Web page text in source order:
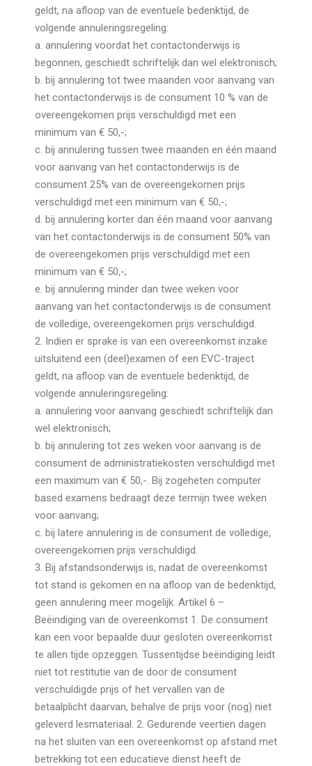
geldt, na afloop van de eventuele bedenktijd, de
volgende annuleringsregeling:
a. annulering voordat het contactonderwijs is
begonnen, geschiedt schriftelijk dan wel elektronisch;
b. bij annulering tot twee maanden voor aanvang van
het contactonderwijs is de consument 10 % van de
overeengekomen prijs verschuldigd met een
minimum van € 50,-;
c. bij annulering tussen twee maanden en één maand
voor aanvang van het contactonderwijs is de
consument 25% van de overeengekomen prijs
verschuldigd met een minimum van € 50,-;
d. bij annulering korter dan één maand voor aanvang
van het contactonderwijs is de consument 50% van
de overeengekomen prijs verschuldigd met een
minimum van € 50,-;
e. bij annulering minder dan twee weken voor
aanvang van het contactonderwijs is de consument
de volledige, overeengekomen prijs verschuldigd.
2. Indien er sprake is van een overeenkomst inzake
uitsluitend een (deel)examen of een EVC-traject
geldt, na afloop van de eventuele bedenktijd, de
volgende annuleringsregeling:
a. annulering voor aanvang geschiedt schriftelijk dan
wel elektronisch;
b. bij annulering tot zes weken voor aanvang is de
consument de administratiekosten verschuldigd met
een maximum van € 50,-. Bij zogeheten computer
based examens bedraagt deze termijn twee weken
voor aanvang;
c. bij latere annulering is de consument de volledige,
overeengekomen prijs verschuldigd.
3. Bij afstandsonderwijs is, nadat de overeenkomst
tot stand is gekomen en na afloop van de bedenktijd,
geen annulering meer mogelijk. Artikel 6 –
Beëindiging van de overeenkomst 1. De consument
kan een voor bepaalde duur gesloten overeenkomst
te allen tijde opzeggen. Tussentijdse beëindiging leidt
niet tot restitutie van de door de consument
verschuldigde prijs of het vervallen van de
betaalplicht daarvan, behalve de prijs voor (nog) niet
geleverd lesmateriaal. 2. Gedurende veertien dagen
na het sluiten van een overeenkomst op afstand met
betrekking tot een educatieve dienst heeft de